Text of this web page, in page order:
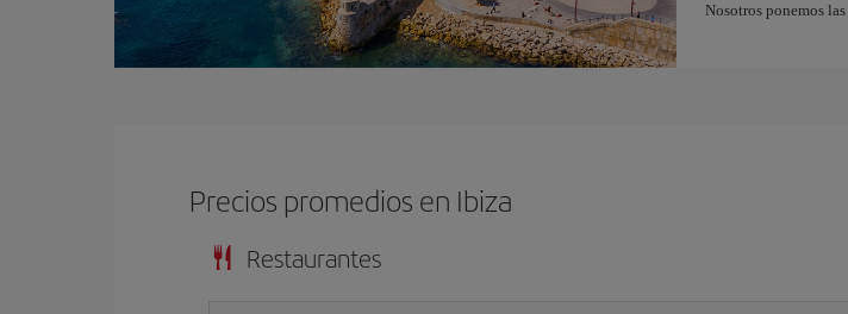
Nosotros ponemos las
Precios promedios en Ibiza
Restaurantes